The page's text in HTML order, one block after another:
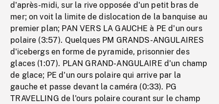
d'après-midi, sur la rive opposée d'un petit bras de
mer; on voit la limite de dislocation de la banquise au
premier plan; PAN VERS LA GAUCHE à PE d'un ours
polaire (3:57). Quelques PM GRANDS-ANGULAIRES
d'icebergs en forme de pyramide, prisonnier des
glaces (1:07). PLAN GRAND-ANGULAIRE d'un champ
de glace; PE d'un ours polaire qui arrive par la
gauche et passe devant la caméra (0:33). PG
TRAVELLING de l'ours polaire courant sur le champ